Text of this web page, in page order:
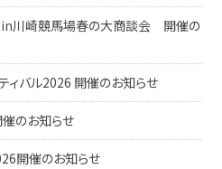
in川崎競馬場春の大商談会 開催の
ィバル2026 開催のお知らせ
のお知らせ
開催のお知らせ